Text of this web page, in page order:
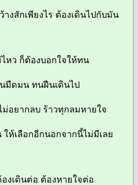
งสักเพียงไร ต้องเดินไปกับมัน
ไหว ก็ต้องบอกใจให้ทน
มืดมน ทนฝืนเดินไป
อยากลบ ร้าวทุกลมหายใจ
ห้เลือกอีกนอกจากนี้ไม่มีเลย
งเดินต่อ ต้องหายใจต่อ